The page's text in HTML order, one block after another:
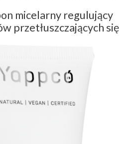
micelarny regulujący
przetłuszczających się